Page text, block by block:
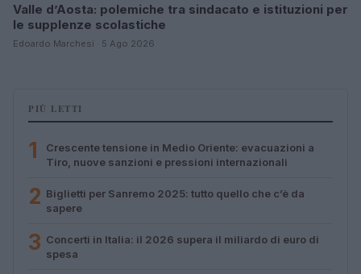
Valle d’Aosta: polemiche tra sindacato e istituzioni per
le supplenze scolastiche
Edoardo Marchesi · 5 Ago 2026
PIÙ LETTI
1
Crescente tensione in Medio Oriente: evacuazioni a
Tiro, nuove sanzioni e pressioni internazionali
2 Biglietti per Sanremo 2025: tutto quello che c’è da
sapere
3 Concerti in Italia: il 2026 supera il miliardo di euro di
spesa